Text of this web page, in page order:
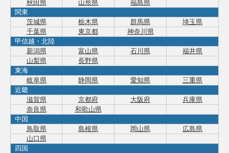
秋田県
山形県
福島県
関東
茨城県
栃木県 群馬県
埼玉県
千葉県
東京都
神奈川県
甲信越・北陸
新潟県
富山県 石川県
福井県
山梨県
長野県
東海
岐阜県
静岡県 愛知県
三重県
近畿
滋賀県
京都府 大阪府
兵庫県
奈良県
和歌山県
中国
鳥取県
島根県 岡山県
広島県
山口県
四国